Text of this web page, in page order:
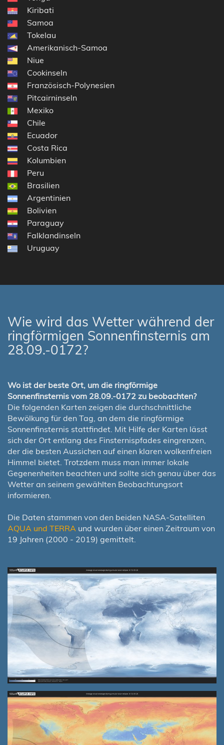
Kiribati
Samoa
Tokelau
Amerikanisch-Samoa
Niue
Cookinseln
Französisch-Polynesien
Pitcairninseln
Mexiko
Chile
Ecuador
Costa Rica
Kolumbien
Peru
Brasilien
Argentinien
Bolivien
Paraguay
Falklandinseln
Uruguay
Wie wird das Wetter während der
ringförmigen Sonnenfinsternis am
28.09.-0172?
Wo ist der beste Ort, um die ringförmige
Sonnenfinsternis vom 28.09.-0172 zu beobachten?
Die folgenden Karten zeigen die durchschnittliche
Bewölkung für den Tag, an dem die ringförmige
Sonnenfinsternis stattfindet. Mit Hilfe der Karten lässt
sich der Ort entlang des Finsternispfades eingrenzen,
der die besten Aussichen auf einen klaren wolkenfreien
Himmel bietet. Trotzdem muss man immer lokale
Gegenenheiten beachten und sollte sich genau über das
Wetter an seinem gewählten Beobachtungsort
informieren.
Die Daten stammen von den beiden NASA-Satelliten
AQUA und TERRA und wurden über einen Zeitraum von
19 Jahren (2000 - 2019) gemittelt.